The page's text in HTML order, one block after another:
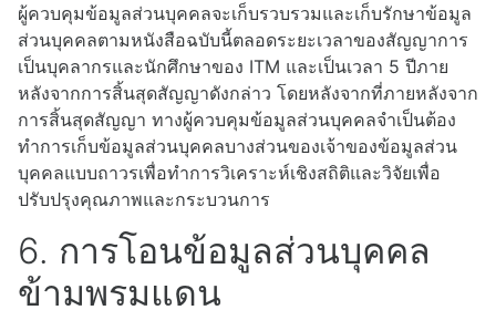
ผู้ควบคุมข้อมูลส่วนบุคคลจะเก็บรวบรวมและเก็บรักษาข้อมูล
ส่วนบุคคลตามหนังสือฉบับนี้ตลอดระยะเวลาของสัญญาการ
เป็นบุคลากรและนักศึกษาของ ITM และเป็นเวลา 5 ปีภาย
หลังจากการสิ้นสุดสัญญาดังกล่าว โดยหลังจากที่ภายหลังจาก
การสิ้นสุดสัญญา ทางผู้ควบคุมข้อมูลส่วนบุคคลจำเป็นต้อง
ทำการเก็บข้อมูลส่วนบุคคลบางส่วนของเจ้าของข้อมูลส่วน
บุคคลแบบถาวรเพื่อทำการวิเคราะห์เชิงสถิติและวิจัยเพื่อ
ปรับปรุงคุณภาพและกระบวนการ
6. การโอนข้อมูลส่วนบุคคล
ข้ามพรมแดน